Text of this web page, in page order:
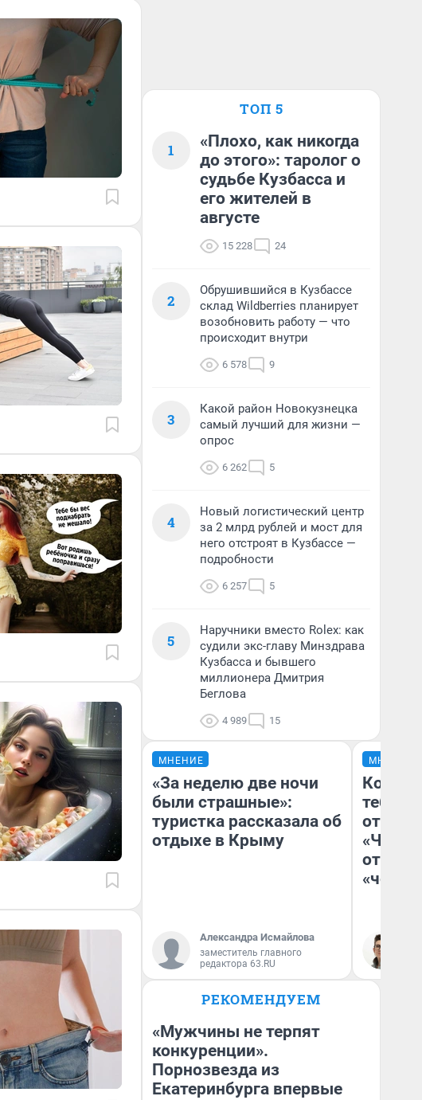
ТОП 5
1
«Плохо, как никогда
до этого»: таролог о
судьбе Кузбасса и
его жителей в
августе
15 228 24
2
Обрушившийся в Кузбассе
склад Wildberries планирует
возобновить работу — что
происходит внутри
6 578 9
3
Какой район Новокузнецка
самый лучший для жизни —
опрос
6 262 5
4
Новый логистический центр
за 2 млрд рублей и мост для
него отстроят в Кузбассе —
подробности
6 257 5
5
Наручники вместо Rolex: как
судили экс-главу Минздрава
Кузбасса и бывшего
миллионера Дмитрия
Беглова
4 989 15
МНЕНИЕ
«За неделю две ночи
были страшные»:
туристка рассказала об
отдыхе в Крыму
Александра Исмайлова
заместитель главного
редактора 63.RU
МНЕНИЕ
тебя
отзыв
РЕКОМЕНДУЕМ
«Мужчины не терпят
конкуренции».
Порнозвезда из
Екатеринбурга впервые